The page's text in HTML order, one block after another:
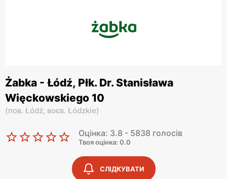
Żabka - Łódź, Płk. Dr. Stanisława
Więckowskiego 10
(пов. Łódź, воєв. Łódzkie)
Оцінка: 3.8 - 5838 голосів
Твоя оцінка: 0.0
СЛІДКУВАТИ